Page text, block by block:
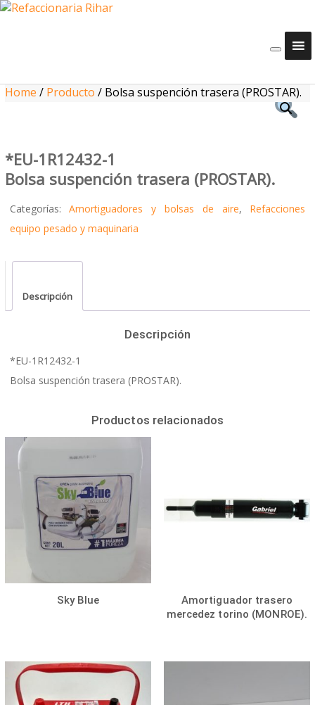
Home / Producto / Bolsa suspención trasera (PROSTAR).
*EU-1R12432-1
Bolsa suspención trasera (PROSTAR).
Categorías:Amortiguadores y bolsas de aire, Refacciones
equipo pesado y maquinaria
Descripción
Descripción
*EU-1R12432-1
Bolsa suspención trasera (PROSTAR).
Productos relacionados
Sky Blue
Amortiguador trasero
mercedez torino (MONROE).